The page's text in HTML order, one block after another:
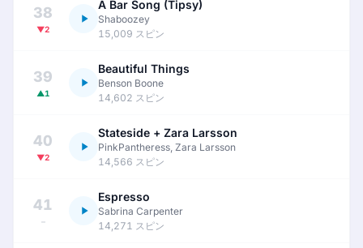
38
▼2
A Bar Song (Tipsy)
Shaboozey
15,009 スピン
39
▲1
Beautiful Things
Benson Boone
14,602 スピン
40
▼2
Stateside + Zara Larsson
PinkPantheress, Zara Larsson
14,566 スピン
41
–
Espresso
Sabrina Carpenter
14,271 スピン